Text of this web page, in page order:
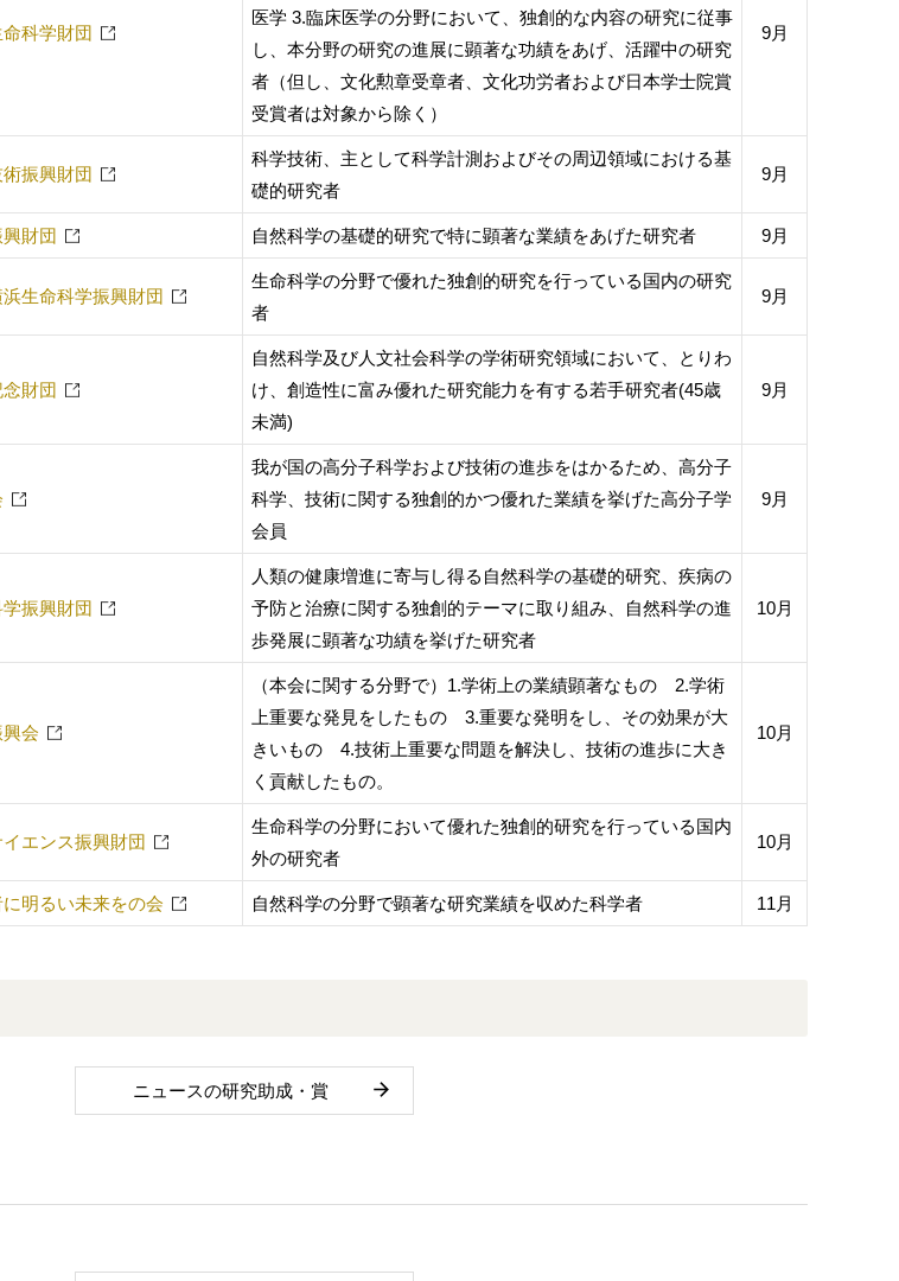
命科学財団
医学 3.臨床医学の分野において、独創的な内容の研究に従事
し、本分野の研究の進展に顕著な功績をあげ、活躍中の研究
者（但し、文化勲章受章者、文化功労者および日本学士院賞
受賞者は対象から除く）
9月
振興財団
科学技術、主として科学計測およびその周辺領域における基
礎的研究者
9月
財団 自然科学の基礎的研究で特に顕著な業績をあげた研究者 9月
生命科学振興財団
生命科学の分野で優れた独創的研究を行っている国内の研究
者
9月
財団
自然科学及び人文社会科学の学術研究領域において、とりわ
け、創造性に富み優れた研究能力を有する若手研究者(45歳
未満)
9月
我が国の高分子科学および技術の進歩をはかるため、高分子
科学、技術に関する独創的かつ優れた業績を挙げた高分子学
会員
9月
振興財団
人類の健康増進に寄与し得る自然科学の基礎的研究、疾病の
予防と治療に関する独創的テーマに取り組み、自然科学の進
歩発展に顕著な功績を挙げた研究者
10月
会
（本会に関する分野で）1.学術上の業績顕著なもの 2.学術
上重要な発見をしたもの 3.重要な発明をし、その効果が大
きいもの 4.技術上重要な問題を解決し、技術の進歩に大き
く貢献したもの。
10月
エンス振興財団
生命科学の分野において優れた独創的研究を行っている国内
外の研究者
10月
明るい未来をの会 自然科学の分野で顕著な研究業績を収めた科学者 11月
ニュースの研究助成・賞